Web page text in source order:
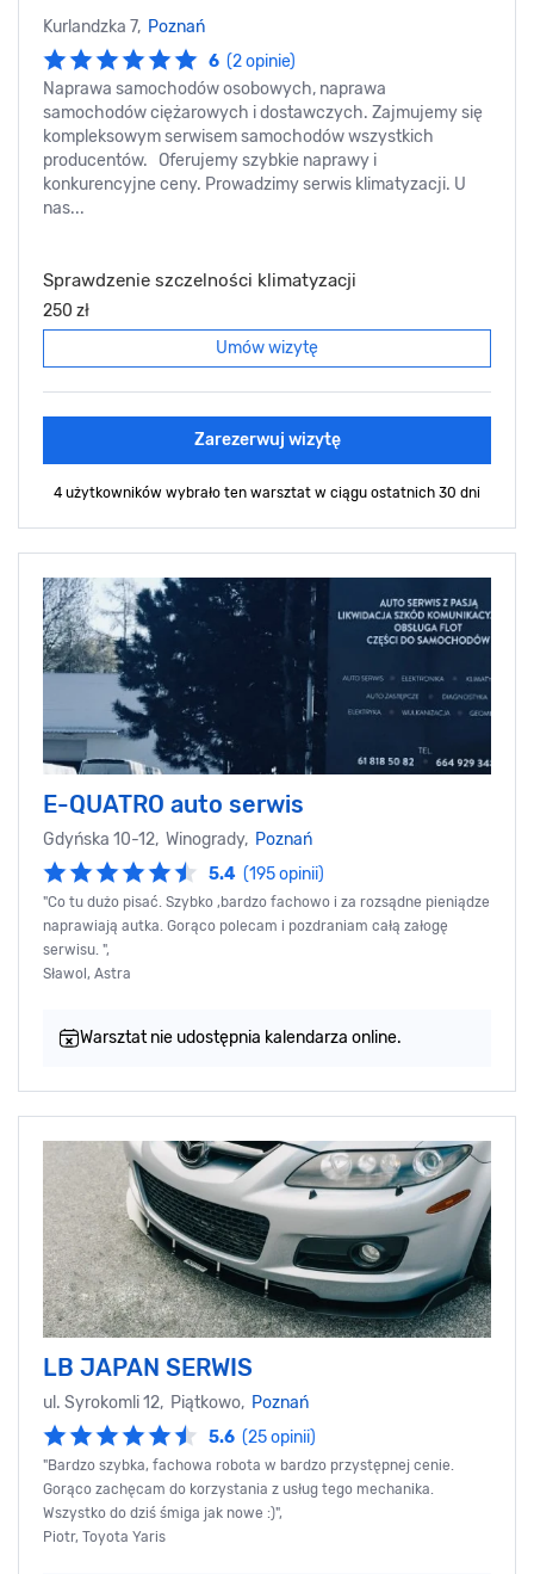
Kurlandzka 7, Poznań
6 (2 opinie)
Naprawa samochodów osobowych, naprawa
samochodów ciężarowych i dostawczych. Zajmujemy się
kompleksowym serwisem samochodów wszystkich
producentów. Oferujemy szybkie naprawy i
konkurencyjne ceny. Prowadzimy serwis klimatyzacji. U
nas...
Sprawdzenie szczelności klimatyzacji
250 zł
Umów wizytę
Zarezerwuj wizytę
4 użytkowników wybrało ten warsztat w ciągu ostatnich 30 dni
E-QUATRO auto serwis
Gdyńska 10-12, Winogrady, Poznań
5.4 (195 opinii)
"Co tu dużo pisać. Szybko ,bardzo fachowo i za rozsądne pieniądze
naprawiają autka. Gorąco polecam i pozdraniam całą załogę
serwisu. ",
Sławol, Astra
Warsztat nie udostępnia kalendarza online.
LB JAPAN SERWIS
ul. Syrokomli 12, Piątkowo, Poznań
5.6 (25 opinii)
"Bardzo szybka, fachowa robota w bardzo przystępnej cenie.
Gorąco zachęcam do korzystania z usług tego mechanika.
Wszystko do dziś śmiga jak nowe :)",
Piotr, Toyota Yaris